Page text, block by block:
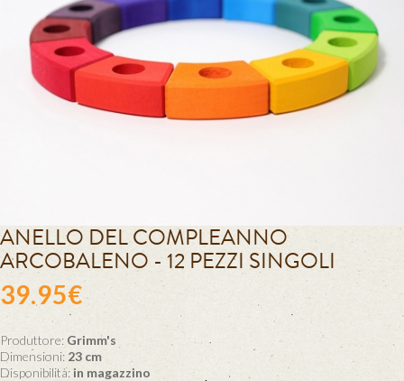
ANELLO DEL COMPLEANNO
ARCOBALENO - 12 PEZZI SINGOLI
39.95€
Produttore: Grimm's
Dimensioni: 23 cm
Disponibilità: in magazzino